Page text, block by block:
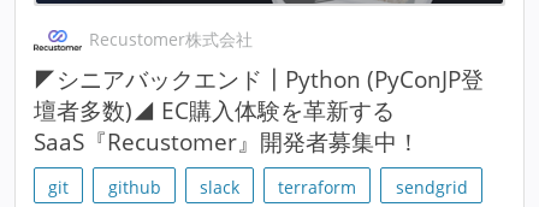
Recustomer株式会社
◤シニアバックエンド┃Python (PyConJP登
壇者多数)◢ EC購入体験を革新する
SaaS『Recustomer』開発者募集中！
git github slack terraform
sendgrid